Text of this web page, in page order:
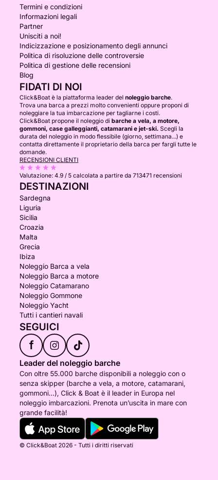
Termini e condizioni
Informazioni legali
Partner
Unisciti a noi!
Indicizzazione e posizionamento degli annunci
Politica di risoluzione delle controversie
Politica di gestione delle recensioni
Blog
FIDATI DI NOI
Click&Boat è la piattaforma leader del noleggio barche.
Trova una barca a prezzi molto convenienti oppure proponi di
noleggiare la tua imbarcazione per tagliarne i costi.
Click&Boat propone il noleggio di barche a vela, a motore,
gommoni, case galleggianti, catamarani e jet-ski. Scegli la
durata del noleggio in modo flessibile (giorno, settimana...) e
contatta direttamente il proprietario della barca per fargli tutte le
domande.
RECENSIONI CLIENTI
Valutazione: 4.9 / 5 calcolata a partire da 713471 recensioni
DESTINAZIONI
Sardegna
Liguria
Sicilia
Croazia
Malta
Grecia
Ibiza
Noleggio Barca a vela
Noleggio Barca a motore
Noleggio Catamarano
Noleggio Gommone
Noleggio Yacht
Tutti i cantieri navali
SEGUICI
f
Leader del noleggio barche
Con oltre 55.000 barche disponibili a noleggio con o
senza skipper (barche a vela, a motore, catamarani,
gommoni...), Click & Boat è il leader in Europa nel
noleggio imbarcazioni. Prenota un’uscita in mare con
grande facilità!
© Click&Boat 2026 - Tutti i diritti riservati